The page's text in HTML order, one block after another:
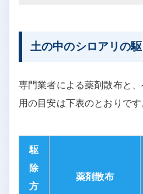
土の中のシロアリの
専門業者による薬剤散布と
用の目安は下表のとおりです
駆
除
方
薬剤散布